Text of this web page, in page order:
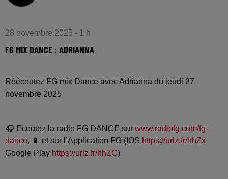
28 novembre 2025 - 1 h
FG MIX DANCE : ADRIANNA
Réécoutez FG mix Dance avec Adrianna du jeudi 27
novembre 2025
🎧 Ecoutez la radio FG DANCE sur www.radiofg.com/fg-
dance, 📱 et sur l’Application FG (IOS https://urlz.fr/hhZx
Google Play https://urlz.fr/hhZC)